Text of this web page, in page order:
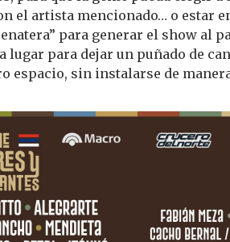
el artista mencionado… o estar
para generar el show al
lugar para dejar un puñado de
espacio, sin instalarse de